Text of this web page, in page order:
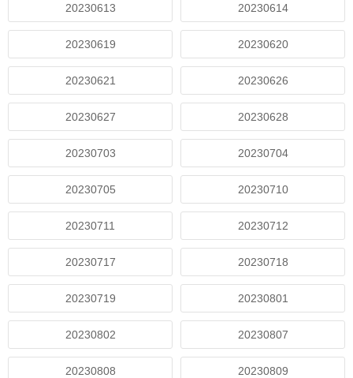
20230613 20230614
20230619 20230620
20230621 20230626
20230627 20230628
20230703 20230704
20230705 20230710
20230711 20230712
20230717 20230718
20230719 20230801
20230802 20230807
20230808 20230809